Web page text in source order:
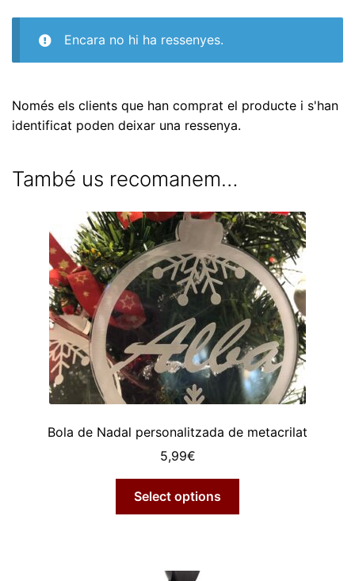
Encara no hi ha ressenyes.
Només els clients que han comprat el producte i s'han
identificat poden deixar una ressenya.
També us recomanem…
Bola de Nadal personalitzada de metacrilat
5,99€
Select options